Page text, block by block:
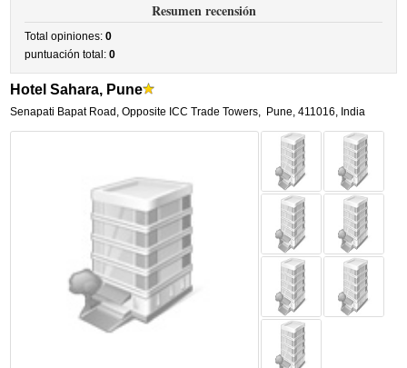
Resumen recensión
Total opiniones:0
puntuación total:0
Hotel Sahara, Pune
Senapati Bapat Road, Opposite ICC Trade Towers, Pune,411016, India